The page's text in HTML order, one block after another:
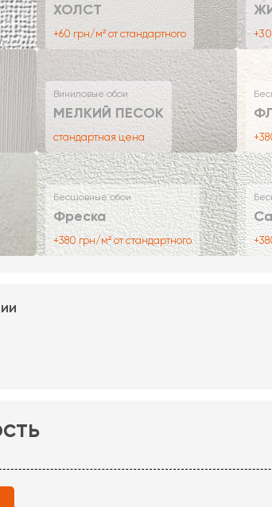
ХОЛСТ
+60 грн/м² от стандартного
Виниловые обои
МЕЛКИЙ ПЕСОК
стандартная цена
Бесшовные обои
Фреска
+380 грн/м² от стандартного